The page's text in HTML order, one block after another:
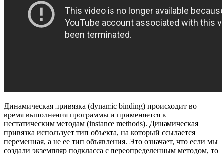
Динамическая привязка (dynamic binding) происходит во
время выполнения программы и применяется к
нестатическим методам (instance methods). Динамическая
привязка использует тип объекта, на который ссылается
переменная, а не ее тип объявления. Это означает, что если мы
создали экземпляр подкласса с переопределенным методом, то